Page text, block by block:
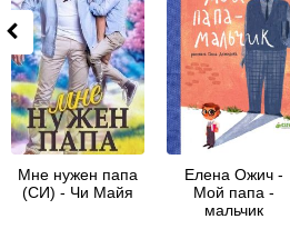
Мне нужен папа
(СИ) - Чи Майя
Елена Ожич -
Мой папа -
мальчик